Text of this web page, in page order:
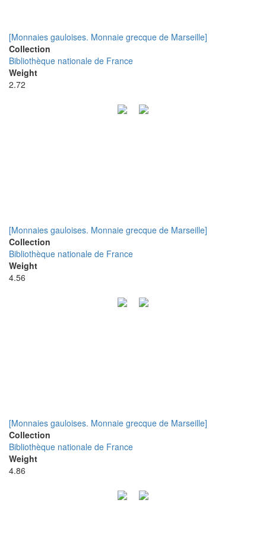
[Monnaies gauloises. Monnaie grecque de Marseille]
Collection
Bibliothèque nationale de France
Weight
2.72
[Monnaies gauloises. Monnaie grecque de Marseille]
Collection
Bibliothèque nationale de France
Weight
4.56
[Monnaies gauloises. Monnaie grecque de Marseille]
Collection
Bibliothèque nationale de France
Weight
4.86